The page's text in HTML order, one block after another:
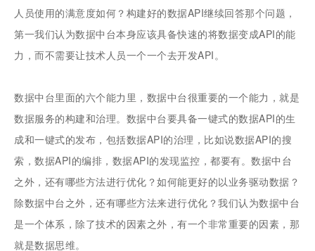
人员使用的满意度如何？构建好的数据API继续回答那个问题，
第一我们认为数据中台本身应该具备快速的将数据变成API的能
力，而不需要让技术人员一个一个去开发API。
数据中台里面的六个能力里，数据中台很重要的一个能力，就是
数据服务的构建和治理。数据中台要具备一键式的数据API的生
成和一键式的发布，包括数据API的治理，比如说数据API的搜
索，数据API的编排，数据API的发现监控，都要有。数据中台
之外，还有哪些方法进行优化？如何能更好的以业务驱动数据？
除数据中台之外，还有哪些方法来进行优化？我们认为数据中台
是一个体系，除了技术的因素之外，有一个非常重要的因素，那
就是数据思维。